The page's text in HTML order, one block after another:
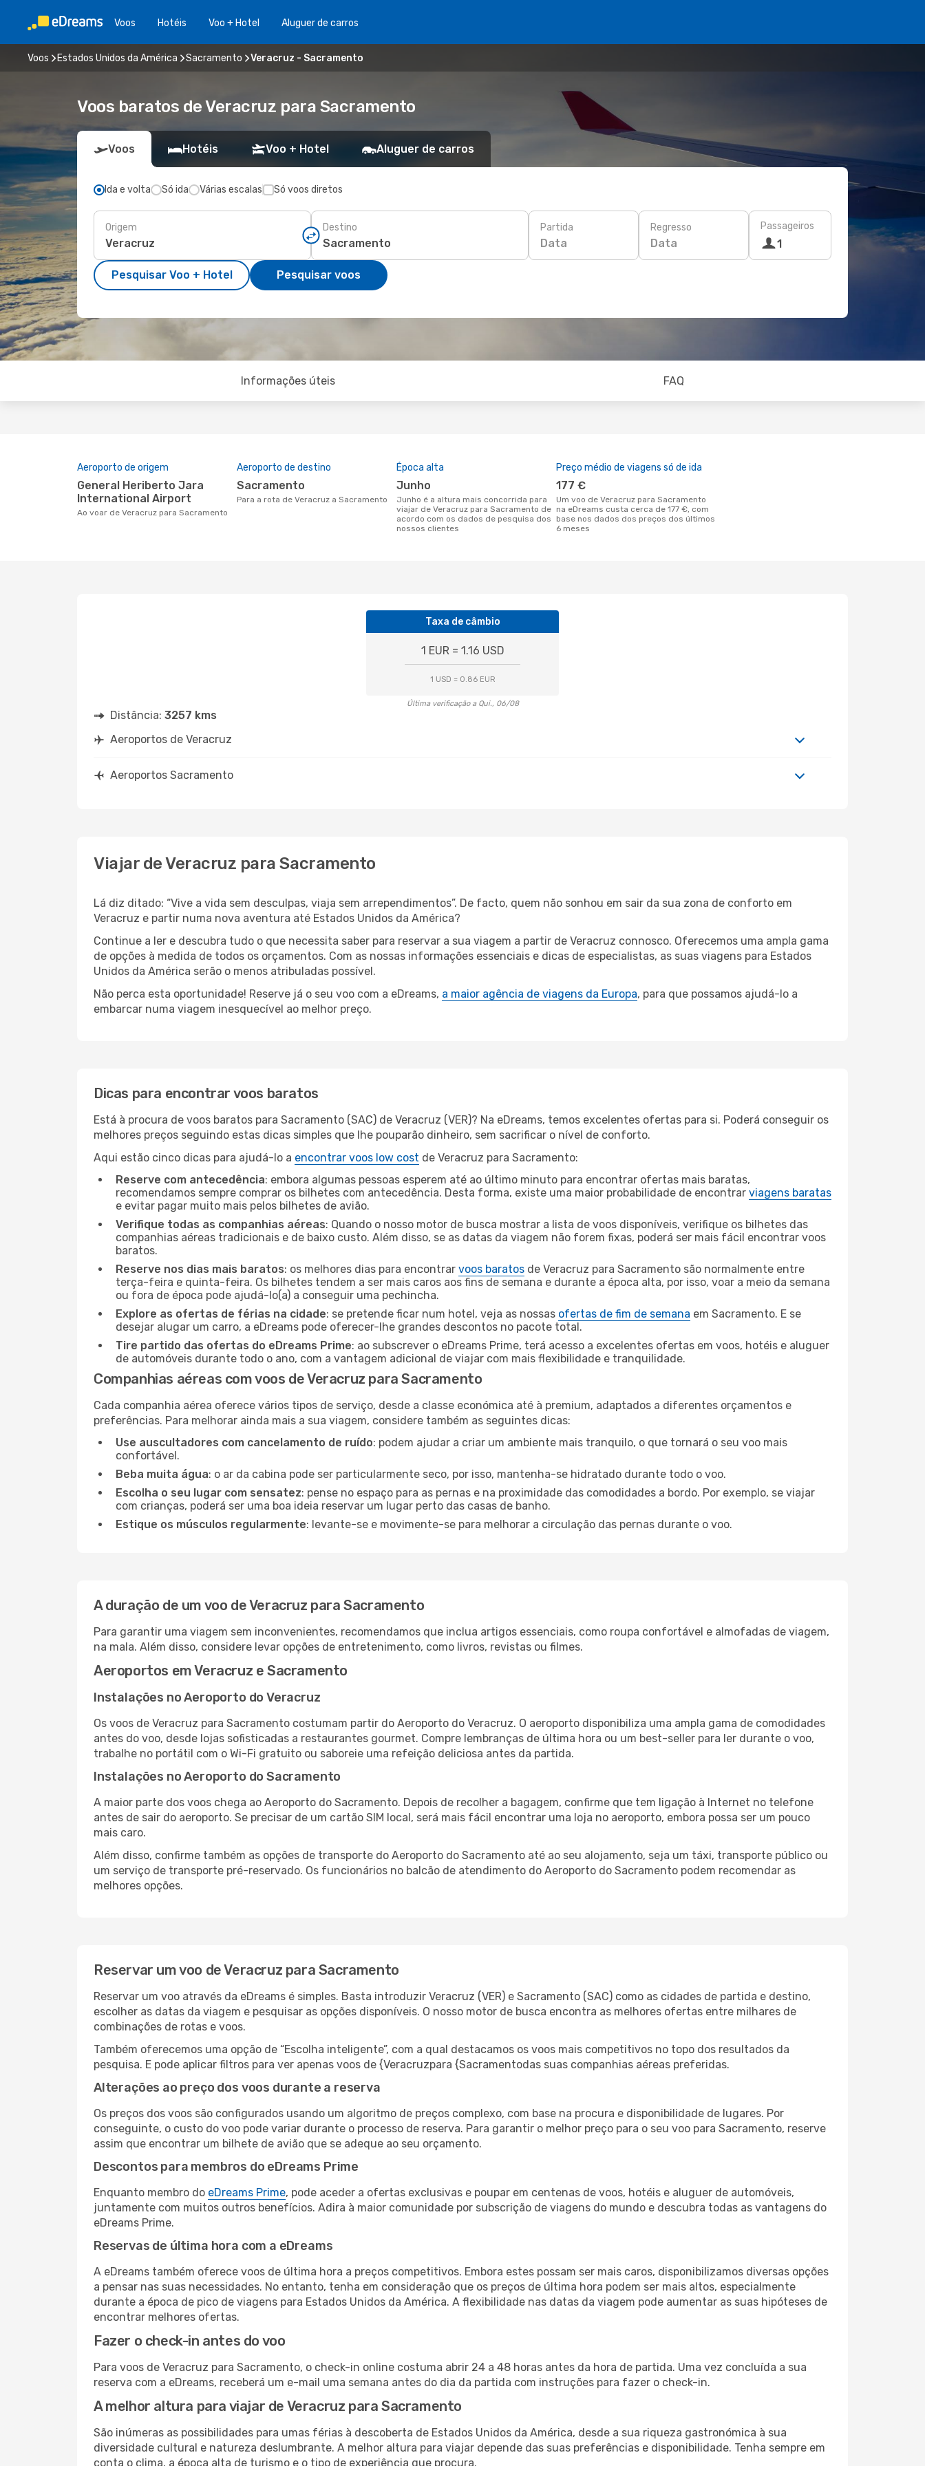
Voos Hotéis Voo + Hotel Aluguer de carros
Voos Estados Unidos da América Sacramento Veracruz - Sacramento
Voos baratos de Veracruz para Sacramento
Voos Hotéis Voo + Hotel Aluguer de carros
Ida e volta Só ida Várias escalas Só voos diretos
Origem Destino Partida
Data
Regresso
Data
Passageiros
1
Pesquisar Voo + Hotel Pesquisar voos
Informações úteis FAQ
Aeroporto de origem
General Heriberto Jara
International Airport
Ao voar de Veracruz para Sacramento
Aeroporto de destino
Sacramento
Para a rota de Veracruz a Sacramento
Época alta
junho
junho é a altura mais concorrida para
viajar de Veracruz para Sacramento de
acordo com os dados de pesquisa dos
nossos clientes
Preço médio de viagens só de ida
177 €
Um voo de Veracruz para Sacramento
na eDreams custa cerca de 177 €, com
base nos dados dos preços dos últimos
6 meses
Taxa de câmbio
1 EUR = 1.16 USD
1 USD = 0.86 EUR
Última verificação a Qui., 06/08
Distância: 3257 kms
Aeroportos de Veracruz
Aeroportos Sacramento
Viajar de Veracruz para Sacramento
Lá diz ditado: “Vive a vida sem desculpas, viaja sem arrependimentos”. De facto, quem não sonhou em sair da sua zona de conforto em
Veracruz e partir numa nova aventura até Estados Unidos da América?
Continue a ler e descubra tudo o que necessita saber para reservar a sua viagem a partir de Veracruz connosco. Oferecemos uma ampla gama
de opções à medida de todos os orçamentos. Com as nossas informações essenciais e dicas de especialistas, as suas viagens para Estados
Unidos da América serão o menos atribuladas possível.
Não perca esta oportunidade! Reserve já o seu voo com a eDreams, a maior agência de viagens da Europa, para que possamos ajudá-lo a
embarcar numa viagem inesquecível ao melhor preço.
Dicas para encontrar voos baratos
Está à procura de voos baratos para Sacramento (SAC) de Veracruz (VER)? Na eDreams, temos excelentes ofertas para si. Poderá conseguir os
melhores preços seguindo estas dicas simples que lhe pouparão dinheiro, sem sacrificar o nível de conforto.
Aqui estão cinco dicas para ajudá-lo a encontrar voos low cost de Veracruz para Sacramento:
Reserve com antecedência: embora algumas pessoas esperem até ao último minuto para encontrar ofertas mais baratas,
recomendamos sempre comprar os bilhetes com antecedência. Desta forma, existe uma maior probabilidade de encontrar viagens baratas
e evitar pagar muito mais pelos bilhetes de avião.
Verifique todas as companhias aéreas: Quando o nosso motor de busca mostrar a lista de voos disponíveis, verifique os bilhetes das
companhias aéreas tradicionais e de baixo custo. Além disso, se as datas da viagem não forem fixas, poderá ser mais fácil encontrar voos
baratos.
Reserve nos dias mais baratos: os melhores dias para encontrar voos baratos de Veracruz para Sacramento são normalmente entre
terça-feira e quinta-feira. Os bilhetes tendem a ser mais caros aos fins de semana e durante a época alta, por isso, voar a meio da semana
ou fora de época pode ajudá-lo(a) a conseguir uma pechincha.
Explore as ofertas de férias na cidade: se pretende ficar num hotel, veja as nossas ofertas de fim de semana em Sacramento. E se
desejar alugar um carro, a eDreams pode oferecer-lhe grandes descontos no pacote total.
Tire partido das ofertas do eDreams Prime: ao subscrever o eDreams Prime, terá acesso a excelentes ofertas em voos, hotéis e aluguer
de automóveis durante todo o ano, com a vantagem adicional de viajar com mais flexibilidade e tranquilidade.
Companhias aéreas com voos de Veracruz para Sacramento
Cada companhia aérea oferece vários tipos de serviço, desde a classe económica até à premium, adaptados a diferentes orçamentos e
preferências. Para melhorar ainda mais a sua viagem, considere também as seguintes dicas:
Use auscultadores com cancelamento de ruído: podem ajudar a criar um ambiente mais tranquilo, o que tornará o seu voo mais
confortável.
Beba muita água: o ar da cabina pode ser particularmente seco, por isso, mantenha-se hidratado durante todo o voo.
Escolha o seu lugar com sensatez: pense no espaço para as pernas e na proximidade das comodidades a bordo. Por exemplo, se viajar
com crianças, poderá ser uma boa ideia reservar um lugar perto das casas de banho.
Estique os músculos regularmente: levante-se e movimente-se para melhorar a circulação das pernas durante o voo.
A duração de um voo de Veracruz para Sacramento
Para garantir uma viagem sem inconvenientes, recomendamos que inclua artigos essenciais, como roupa confortável e almofadas de viagem,
na mala. Além disso, considere levar opções de entretenimento, como livros, revistas ou filmes.
Aeroportos em Veracruz e Sacramento
Instalações no Aeroporto do Veracruz
Os voos de Veracruz para Sacramento costumam partir do Aeroporto do Veracruz. O aeroporto disponibiliza uma ampla gama de comodidades
antes do voo, desde lojas sofisticadas a restaurantes gourmet. Compre lembranças de última hora ou um best-seller para ler durante o voo,
trabalhe no portátil com o Wi-Fi gratuito ou saboreie uma refeição deliciosa antes da partida.
Instalações no Aeroporto do Sacramento
A maior parte dos voos chega ao Aeroporto do Sacramento. Depois de recolher a bagagem, confirme que tem ligação à Internet no telefone
antes de sair do aeroporto. Se precisar de um cartão SIM local, será mais fácil encontrar uma loja no aeroporto, embora possa ser um pouco
mais caro.
Além disso, confirme também as opções de transporte do Aeroporto do Sacramento até ao seu alojamento, seja um táxi, transporte público ou
um serviço de transporte pré-reservado. Os funcionários no balcão de atendimento do Aeroporto do Sacramento podem recomendar as
melhores opções.
Reservar um voo de Veracruz para Sacramento
Reservar um voo através da eDreams é simples. Basta introduzir Veracruz (VER) e Sacramento (SAC) como as cidades de partida e destino,
escolher as datas da viagem e pesquisar as opções disponíveis. O nosso motor de busca encontra as melhores ofertas entre milhares de
combinações de rotas e voos.
Também oferecemos uma opção de “Escolha inteligente”, com a qual destacamos os voos mais competitivos no topo dos resultados da
pesquisa. E pode aplicar filtros para ver apenas voos de {Veracruzpara {Sacramentodas suas companhias aéreas preferidas.
Alterações ao preço dos voos durante a reserva
Os preços dos voos são configurados usando um algoritmo de preços complexo, com base na procura e disponibilidade de lugares. Por
conseguinte, o custo do voo pode variar durante o processo de reserva. Para garantir o melhor preço para o seu voo para Sacramento, reserve
assim que encontrar um bilhete de avião que se adeque ao seu orçamento.
Descontos para membros do eDreams Prime
Enquanto membro do eDreams Prime, pode aceder a ofertas exclusivas e poupar em centenas de voos, hotéis e aluguer de automóveis,
juntamente com muitos outros benefícios. Adira à maior comunidade por subscrição de viagens do mundo e descubra todas as vantagens do
eDreams Prime.
Reservas de última hora com a eDreams
A eDreams também oferece voos de última hora a preços competitivos. Embora estes possam ser mais caros, disponibilizamos diversas opções
a pensar nas suas necessidades. No entanto, tenha em consideração que os preços de última hora podem ser mais altos, especialmente
durante a época de pico de viagens para Estados Unidos da América. A flexibilidade nas datas da viagem pode aumentar as suas hipóteses de
encontrar melhores ofertas.
Fazer o check-in antes do voo
Para voos de Veracruz para Sacramento, o check-in online costuma abrir 24 a 48 horas antes da hora de partida. Uma vez concluída a sua
reserva com a eDreams, receberá um e-mail uma semana antes do dia da partida com instruções para fazer o check-in.
A melhor altura para viajar de Veracruz para Sacramento
São inúmeras as possibilidades para umas férias à descoberta de Estados Unidos da América, desde a sua riqueza gastronómica à sua
diversidade cultural e natureza deslumbrante. A melhor altura para viajar depende das suas preferências e disponibilidade. Tenha sempre em
conta o clima, a época alta de turismo e o tipo de experiência que procura.